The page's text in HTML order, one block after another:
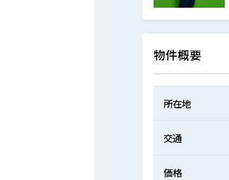
物件概要
所在地
交通
価格